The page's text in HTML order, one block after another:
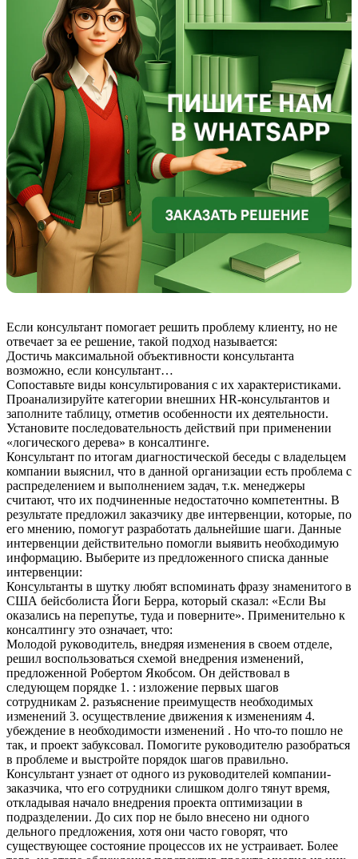
Если консультант помогает решить проблему клиенту, но не
отвечает за ее решение, такой подход называется:
Достичь максимальной объективности консультанта
возможно, если консультант…
Сопоставьте виды консультирования с их характеристиками.
Проанализируйте категории внешних HR-консультантов и
заполните таблицу, отметив особенности их деятельности.
Установите последовательность действий при применении
«логического дерева» в консалтинге.
Консультант по итогам диагностической беседы с владельцем
компании выяснил, что в данной организации есть проблема с
распределением и выполнением задач, т.к. менеджеры
считают, что их подчиненные недостаточно компетентны. В
результате предложил заказчику две интервенции, которые, по
его мнению, помогут разработать дальнейшие шаги. Данные
интервенции действительно помогли выявить необходимую
информацию. Выберите из предложенного списка данные
интервенции:
Консультанты в шутку любят вспоминать фразу знаменитого в
США бейсболиста Йоги Берра, который сказал: «Если Вы
оказались на перепутье, туда и поверните». Применительно к
консалтингу это означает, что:
Молодой руководитель, внедряя изменения в своем отделе,
решил воспользоваться схемой внедрения изменений,
предложенной Робертом Якобсом. Он действовал в
следующем порядке 1. : изложение первых шагов
сотрудникам 2. разъяснение преимуществ необходимых
изменений 3. осуществление движения к изменениям 4.
убеждение в необходимости изменений . Но что-то пошло не
так, и проект забуксовал. Помогите руководителю разобраться
в проблеме и выстройте порядок шагов правильно.
Консультант узнает от одного из руководителей компании-
заказчика, что его сотрудники слишком долго тянут время,
откладывая начало внедрения проекта оптимизации в
подразделении. До сих пор не было внесено ни одного
дельного предложения, хотя они часто говорят, что
существующее состояние процессов их не устраивает. Более